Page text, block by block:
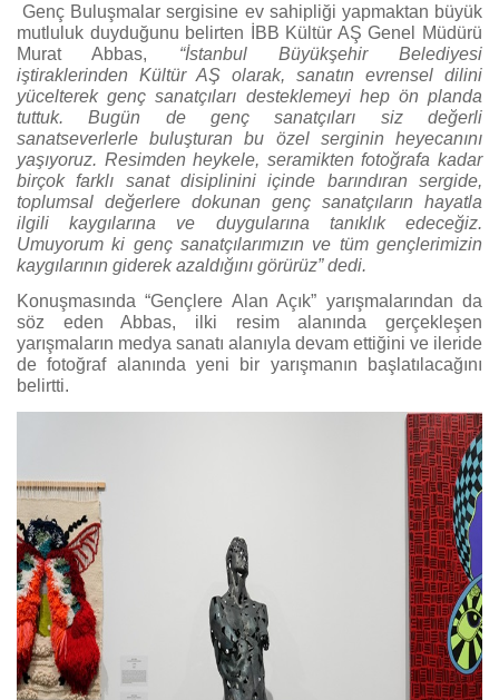
Genç Buluşmalar sergisine ev sahipliği yapmaktan büyük
mutluluk duyduğunu belirten İBB Kültür AŞ Genel Müdürü
Murat Abbas, “İstanbul Büyükşehir Belediyesi
iştiraklerinden Kültür AŞ olarak, sanatın evrensel dilini
yücelterek genç sanatçıları desteklemeyi hep ön planda
tuttuk. Bugün de genç sanatçıları siz değerli
sanatseverlerle buluşturan bu özel serginin heyecanını
yaşıyoruz. Resimden heykele, seramikten fotoğrafa kadar
birçok farklı sanat disiplinini içinde barındıran sergide,
toplumsal değerlere dokunan genç sanatçıların hayatla
ilgili kaygılarına ve duygularına tanıklık edeceğiz.
Umuyorum ki genç sanatçılarımızın ve tüm gençlerimizin
kaygılarının giderek azaldığını görürüz” dedi.
Konuşmasında “Gençlere Alan Açık” yarışmalarından da
söz eden Abbas, ilki resim alanında gerçekleşen
yarışmaların medya sanatı alanıyla devam ettiğini ve ileride
de fotoğraf alanında yeni bir yarışmanın başlatılacağını
belirtti.